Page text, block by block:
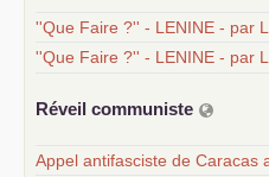
''Que Faire ?'' - LENINE - par
''Que Faire ?'' - LENINE - par
Réveil communiste
Appel antifasciste de Caracas